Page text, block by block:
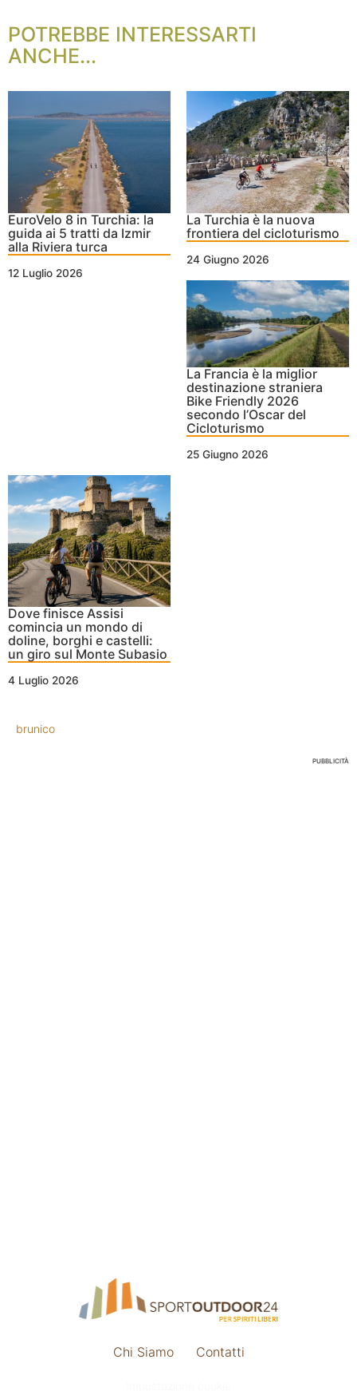
POTREBBE INTERESSARTI
ANCHE...
EuroVelo 8 in Turchia: la
guida ai 5 tratti da Izmir
alla Riviera turca
12 Luglio 2026
La Turchia è la nuova
frontiera del cicloturismo
24 Giugno 2026
La Francia è la miglior
destinazione straniera
Bike Friendly 2026
secondo l’Oscar del
Cicloturismo
25 Giugno 2026
Dove finisce Assisi
comincia un mondo di
doline, borghi e castelli:
un giro sul Monte Subasio
4 Luglio 2026
brunico
PUBBLICITÀ
Chi Siamo Contatti